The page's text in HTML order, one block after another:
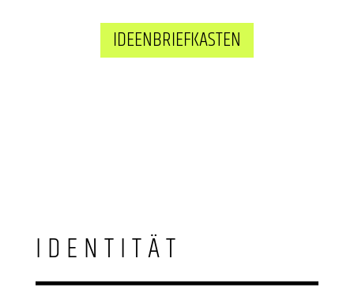
IDEENBRIEFKASTEN
IDENTITÄT